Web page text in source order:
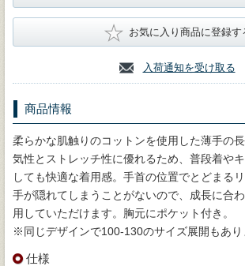
★ お気に入り商品に登録す
入荷通知を受け取る
商品情報
柔らかな肌触りのコットンを使用した薄手の
気性とストレッチ性に優れるため、普段着や
しても快適な着用感。手首の位置でとどまるリ
手が隠れてしまうことがないので、成長に合
用していただけます。胸元にポケット付き。
※同じデザインで100-130のサイズ展開もあり
仕様